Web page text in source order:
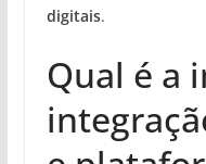
digitais.
Qual é a